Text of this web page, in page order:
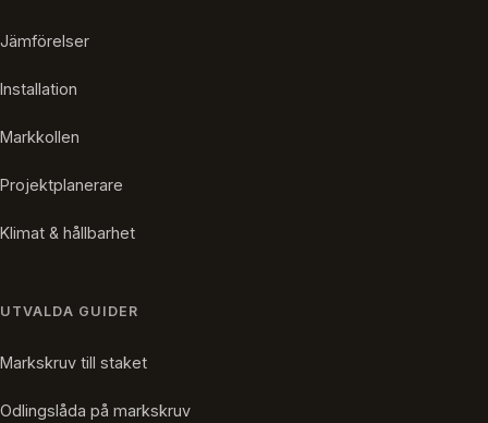
Jämförelser
Installation
Markkollen
Projektplanerare
Klimat & hållbarhet
UTVALDA GUIDER
Markskruv till staket
Odlingslåda på markskruv